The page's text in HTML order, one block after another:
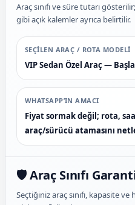
Araç sınıfı ve süre tutarı
gibi açık kalemler ayrıca belirtilir.
SEÇILEN ARAÇ / ROTA MODELI
VIP Sedan Özel Araç —
WHATSAPP’IN AMACI
Fiyat sormak değil; rota,
araç/sürücü atamasını
🛡️ Araç Sınıfı
Seçtiğiniz araç sınıfı, kapasite